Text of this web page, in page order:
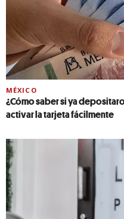
MÉXICO
¿Cómo saber si ya
activar la tarjeta fácilmente